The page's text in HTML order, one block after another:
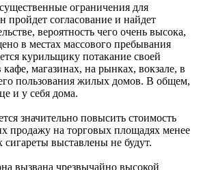
ограничения для
пройдет согласование и найдет
вероятность чего очень высока,
в местах массового пребывания
курильщику потакание своей
магазинах, на рынках, вокзале, в
пользования жилых домов. В общем,
и у себя дома.
значительно повысить стоимость
продажу на торговых площадях менее
выставлены не будут.
вызвана чрезвычайно высокой